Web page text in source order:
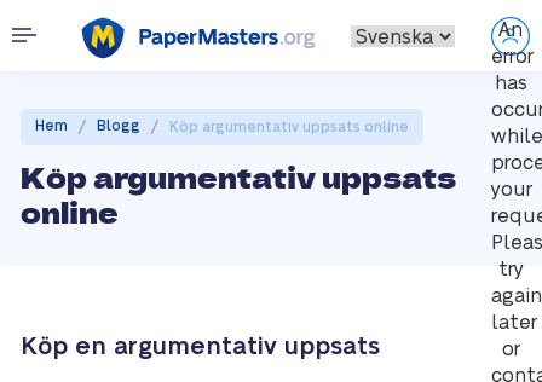
An
error
has
while
your
try
again
later
or
Hem / Blogg / Köp argumentativ uppsats online
Köp argumentativ uppsats
online
Köp en argumentativ uppsats